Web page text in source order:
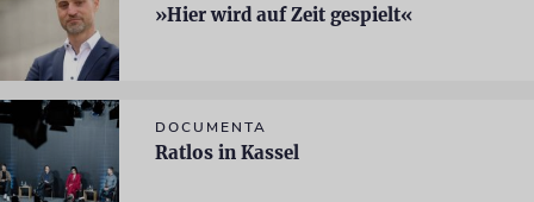
»Hier wird auf Zeit gespielt«
DOCUMENTA
Ratlos in Kassel